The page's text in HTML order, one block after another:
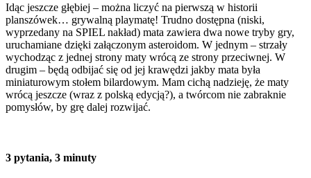
Idąc jeszcze głębiej – można liczyć na pierwszą w historii
planszówek… grywalną playmatę! Trudno dostępna (niski,
wyprzedany na SPIEL nakład) mata zawiera dwa nowe tryby gry,
uruchamiane dzięki załączonym asteroidom. W jednym – strzały
wychodząc z jednej strony maty wrócą ze strony przeciwnej. W
drugim – będą odbijać się od jej krawędzi jakby mata była
miniaturowym stołem bilardowym. Mam cichą nadzieję, że maty
wrócą jeszcze (wraz z polską edycją?), a twórcom nie zabraknie
pomysłów, by grę dalej rozwijać.
3 pytania, 3 minuty